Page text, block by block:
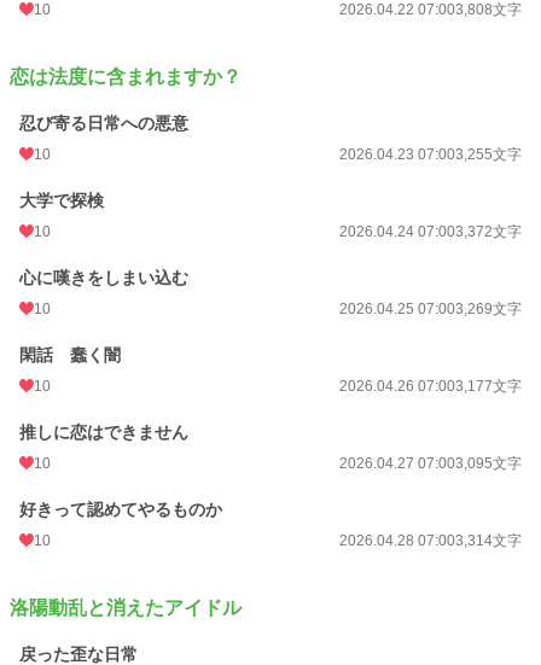
10 2026.04.22 07:003,808文字
恋は法度に含まれますか？
忍び寄る日常への悪意
10 2026.04.23 07:003,255文字
大学で探検
10 2026.04.24 07:003,372文字
心に嘆きをしまい込む
10 2026.04.25 07:003,269文字
閑話 蠢く闇
10 2026.04.26 07:003,177文字
推しに恋はできません
10 2026.04.27 07:003,095文字
好きって認めてやるものか
10 2026.04.28 07:003,314文字
洛陽動乱と消えたアイドル
戻った歪な日常